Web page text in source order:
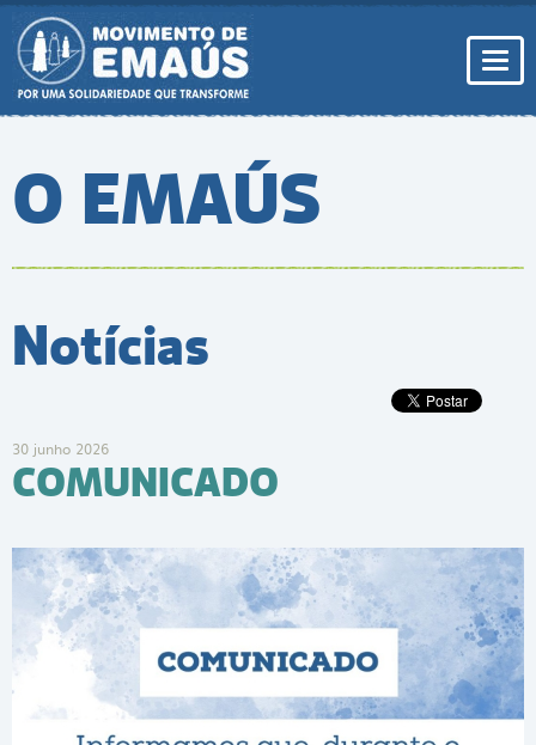
Pular
para
conteúdo
O EMAÚS
Notícias
30 junho 2026
COMUNICADO